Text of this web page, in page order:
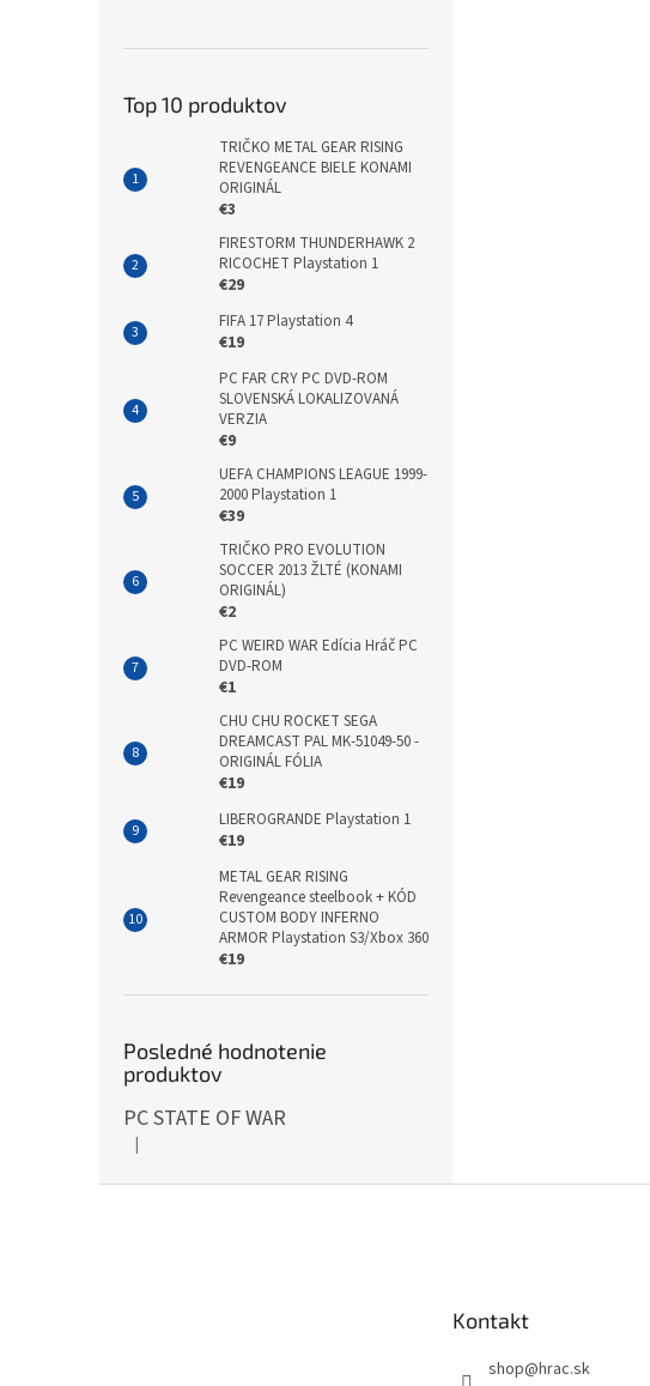
Top 10 produktov
TRIČKO METAL GEAR RISING
REVENGEANCE BIELE KONAMI
ORIGINÁL
€3
FIRESTORM THUNDERHAWK 2
RICOCHET Playstation 1
€29
FIFA 17 Playstation 4
€19
PC FAR CRY PC DVD-ROM
SLOVENSKÁ LOKALIZOVANÁ
VERZIA
€9
UEFA CHAMPIONS LEAGUE 1999-
2000 Playstation 1
€39
TRIČKO PRO EVOLUTION
SOCCER 2013 ŽLTÉ (KONAMI
ORIGINÁL)
€2
PC WEIRD WAR Edícia Hráč PC
DVD-ROM
€1
CHU CHU ROCKET SEGA
DREAMCAST PAL MK-51049-50 -
ORIGINÁL FÓLIA
€19
LIBEROGRANDE Playstation 1
€19
METAL GEAR RISING
Revengeance steelbook + KÓD
CUSTOM BODY INFERNO
ARMOR Playstation S3/Xbox 360
€19
Posledné hodnotenie
produktov
PC STATE OF WAR
Hodnotenie produktu je 5 z 5 hviezdičiek.
|
Kontakt
shop@hrac.sk